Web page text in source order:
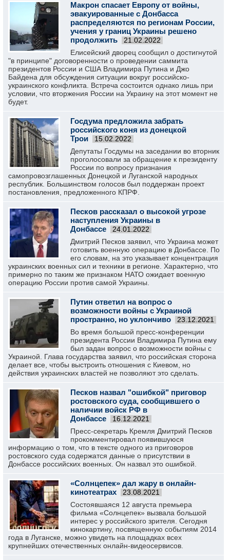
Макрон спасает Европу от войны,
эвакуированные с Донбасса
распределяются по регионам России,
учения у границ Украины решено
продолжить
21.02.2022
Елисейский дворец сообщил о достигнутой
"в принципе" договоренности о проведении саммита
президентов России и США Владимира Путина и Джо
Байдена для обсуждения ситуации вокруг российско-
украинского конфликта. Встреча состоится однако лишь при
условии, что вторжения России на Украину на этот момент не
будет.
Госдума предложила забрать
российского коня из донецкой
Трои
15.02.2022
Депутаты Госдумы на заседании во вторник
проголосовали за обращение к президенту
России по вопросу признания
самопровозглашенных Донецкой и Луганской народных
республик. Большинством голосов был поддержан проект
постановления, предложенного КПРФ.
Песков рассказал о высокой угрозе
наступления Украины в
Донбассе
24.01.2022
Дмитрий Песков заявил, что Украина может
готовить военную операцию в Донбассе. По
его словам, на это указывает концентрация
украинских военных сил и техники в регионе. Характерно, что
примерно по таким же признаком НАТО ожидает военную
операцию России против самой Украины.
Путин ответил на вопрос о
возможности войны с Украиной
пространно, но уклончиво
23.12.2021
Во время большой пресс-конференции
президента России Владимира Путина ему
был задан вопрос о возможности войны с
Украиной. Глава государства заявил, что российская сторона
делает все, чтобы выстроить отношения с Киевом, но
действия украинских властей не позволяют это сделать.
Песков назвал "ошибкой" приговор
ростовского суда, сообщившего о
наличии войск РФ в
Донбассе
16.12.2021
Пресс-секретарь Кремля Дмитрий Песков
прокомментировал появившуюся
информацию о том, что в тексте одного из приговоров
ростовского суда содержатся данные о присутствии в
Донбассе российских военных. Он назвал это ошибкой.
«Солнцепек» дал жару в онлайн-
кинотеатрах
23.08.2021
Состоявшаяся 12 августа премьера
фильма «Солнцепек» вызвала большой
интерес у российского зрителя. Сегодня
кинокартину, посвященную событиям 2014
года в Луганске, можно увидеть на площадках всех
крупнейших отечественных онлайн-видеосервисов.